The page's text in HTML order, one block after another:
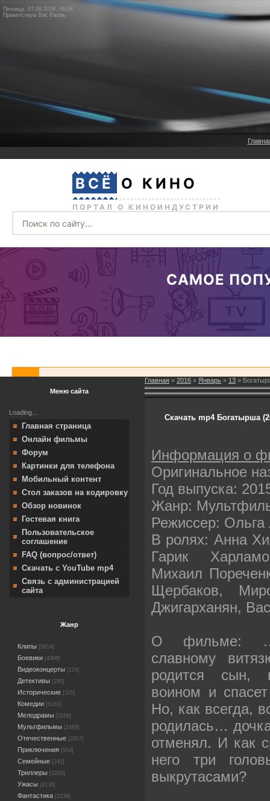
Пятница, 07.08.2026, 06:08
Приветствую Вас Гость
Меню сайта
Loading...
Главная страница
Онлайн фильмы
Форум
Картинки для телефона
Мобильный контент
Стол заказов на кодировку
Обзор новинок
Гостевая книга
Пользовательское
соглашение
FAQ (вопрос/ответ)
Скачать с YouTube mp4
Связь с администрацией
сайта
Жанр
Клипы [5614]
Боевики [4398]
Видеоконцерты [124]
Детективы [290]
Исторические [325]
Комедии [6240]
Мелодрамы [1166]
Мультфильмы [2489]
Отечественные [2057]
Приключения [954]
Семейные [241]
Триллеры [3203]
Ужасы [4136]
Фантастика [2239]
Главная » 2016 » Январь » 13 »
Скачать mp4 Богатырша
Информация о
Оригинальное
Год выпуска:
Жанр:
Режиссер: Ольга
В ролях: Анна
Гарик
Михаил
Щербаков,
Джигарханян,
О фильме:
славному
родится сын,
воином и
Но, как всегда,
родилась…
отменял. И как
него три
выкрутасами?